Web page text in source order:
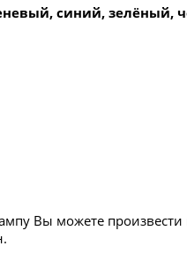
синий, зелёный,
Вы можете